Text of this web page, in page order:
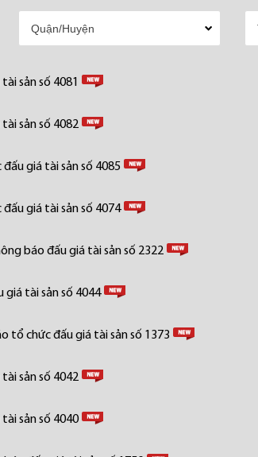
sản số 4081
sản số 4082
giá tài sản số 4085
giá tài sản số 4074
báo đấu giá tài sản số 2322
giá tài sản số 4044
tổ chức đấu giá tài sản số 1373
sản số 4042
sản số 4040